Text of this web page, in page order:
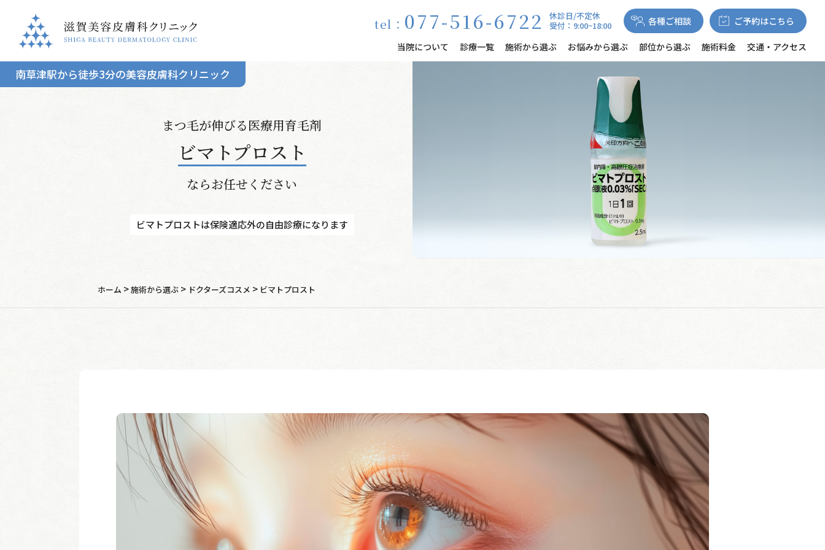
tel： 077-516-6722
休診日/不定休
受付：9:00~18:00
各種ご相談 ご予約はこちら
当院について 診療一覧 施術から選ぶ お悩みから選ぶ 部位から選ぶ 施術料金 交通・アクセス
南草津駅から徒歩3分の美容皮膚科クリニック
まつ毛が伸びる医療用育毛剤
ビマトプロスト
ならお任せください
ビマトプロストは保険適応外の自由診療になります
ホーム >施術から選ぶ > ドクターズコスメ > ビマトプロスト